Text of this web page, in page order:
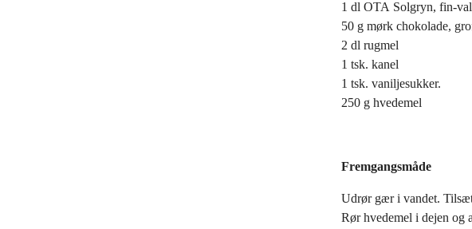
1 dl OTA Solgryn, fin-
50 g mørk chokolade,
2 dl rugmel
1 tsk. kanel
1 tsk. vaniljesukker.
250 g hvedemel
Fremgangsmåde
Udrør gær i vandet.
Rør hvedemel i dejen og